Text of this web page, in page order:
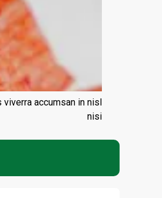
accumsan in nisl
nisi